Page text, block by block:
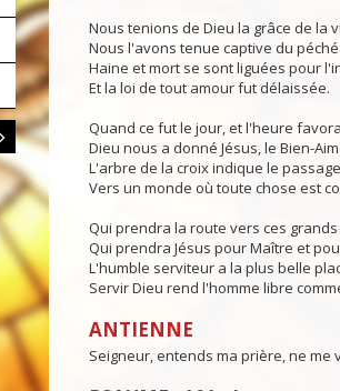
Nous tenions de Dieu la grâce de la
Nous l'avons tenue captive du péché
Haine et mort se sont liguées pour
Et la loi de tout amour fut délaissée.
Quand ce fut le jour, et l'heure
Dieu nous a donné Jésus, le Bien-
L'arbre de la croix indique le passage
Vers un monde où toute chose est
Qui prendra la route vers ces grands
Qui prendra Jésus pour Maître et
L'humble serviteur a la plus belle
Servir Dieu rend l'homme libre
ANTIENNE
Seigneur, entends ma prière, ne me